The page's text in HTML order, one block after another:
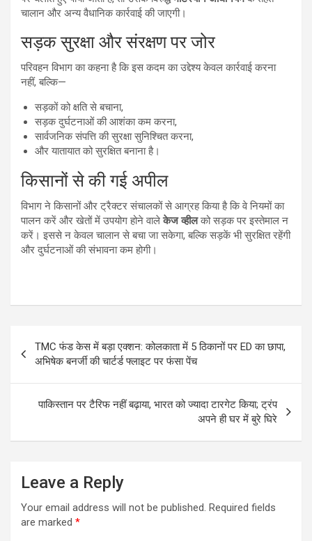
चालान और अन्य वैधानिक कार्रवाई की जाएगी।
सड़क सुरक्षा और संरक्षण पर जोर
परिवहन विभाग का कहना है कि इस कदम का उद्देश्य केवल कार्रवाई करना
नहीं, बल्कि—
सड़कों को क्षति से बचाना,
सड़क दुर्घटनाओं की आशंका कम करना,
सार्वजनिक संपत्ति की सुरक्षा सुनिश्चित करना,
और यातायात को सुरक्षित बनाना है।
किसानों से की गई अपील
विभाग ने किसानों और ट्रैक्टर संचालकों से आग्रह किया है कि वे नियमों का
पालन करें और खेतों में उपयोग होने वालेकेज व्हीलको सड़क पर इस्तेमाल न
करें। इससे न केवल चालान से बचा जा सकेगा, बल्कि सड़कें भी सुरक्षित रहेंगी
और दुर्घटनाओं की संभावना कम होगी।
navigation
TMC फंड केस में बड़ा एक्शन: कोलकाता में 5 ठिकानों पर ED का छापा,
अभिषेक बनर्जी की चार्टर्ड फ्लाइट पर फंसा पेंच
पाकिस्तान पर टैरिफ नहीं बढ़ाया, भारत को ज्यादा टारगेट किया; ट्रंप
अपने ही घर में बुरे घिरे
Leave a Reply
Your email address will not be published. Required fields
are marked *